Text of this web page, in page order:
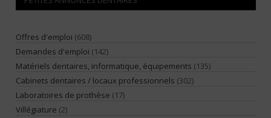
Offres d'emploi (608)
Demandes d'emploi (142)
Matériels dentaires, informatique, équipements (135)
Cabinets dentaires / locaux professionnels (302)
Laboratoires de prothèse (17)
Villégiature (2)